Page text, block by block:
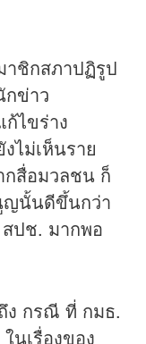
ชิกสภาปฏิรูป
กข่าว
ไขร่าง
ไม่เห็นราย
กสื่อมวลชน ก็
ญนั้นดีขึ้นกว่า
ปช. มากพอ
ง กรณี ที่ กมธ.
นเรื่องของ